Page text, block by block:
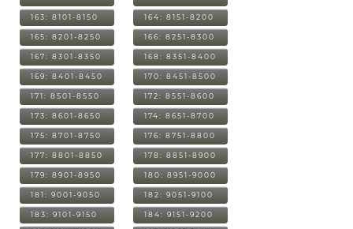
163: 8101-8150 164: 8151-8200
165: 8201-8250 166: 8251-8300
167: 8301-8350 168: 8351-8400
169: 8401-8450 170: 8451-8500
171: 8501-8550 172: 8551-8600
173: 8601-8650 174: 8651-8700
175: 8701-8750 176: 8751-8800
177: 8801-8850 178: 8851-8900
179: 8901-8950 180: 8951-9000
181: 9001-9050 182: 9051-9100
183: 9101-9150 184: 9151-9200